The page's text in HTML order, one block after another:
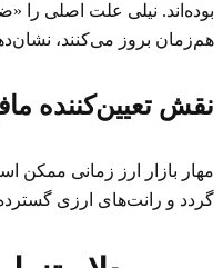
بوده‌اند. نیلی علت اصلی را
هم‌زمان بروز می‌کنند،
نقش تعیین‌کننده
مهار بازار ارز زمانی ممکن
گردد و رانت‌های ارزی